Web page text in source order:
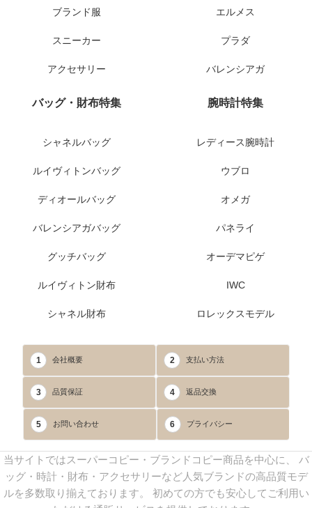
ブランド服
スニーカー
アクセサリー
エルメス
プラダ
バレンシアガ
バッグ・財布特集
シャネルバッグ
ルイヴィトンバッグ
ディオールバッグ
バレンシアガバッグ
グッチバッグ
ルイヴィトン財布
シャネル財布
腕時計特集
レディース腕時計
ウブロ
オメガ
パネライ
オーデマピゲ
IWC
ロレックスモデル
1 会社概要 2 支払い方法
3 品質保証 4 返品交換
5 お問い合わせ 6 プライバシー
当サイトではスーパーコピー・ブランドコピー商品を中心に、 バ
ッグ・時計・財布・アクセサリーなど人気ブランドの高品質モデ
ルを多数取り揃えております。 初めての方でも安心してご利用い